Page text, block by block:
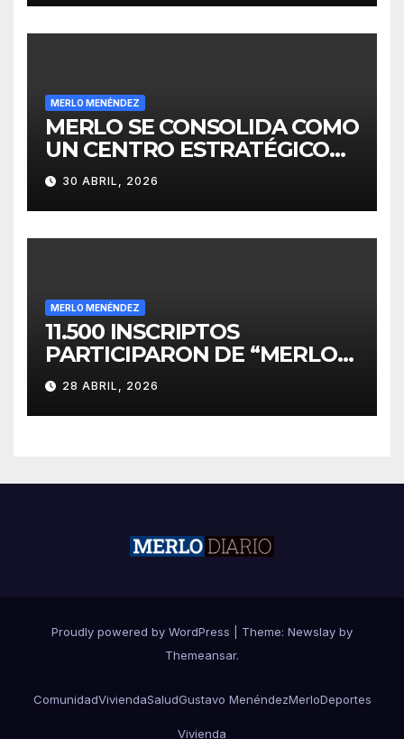
MERLO MENÉNDEZ
MERLO SE CONSOLIDA COMO
UN CENTRO ESTRATÉGICO
PARA EL DESARROLLO DE
INVERSIONES
30 ABRIL, 2026
MERLO MENÉNDEZ
11.500 INSCRIPTOS
PARTICIPARON DE “MERLO
CORRE POR MALVINAS”
28 ABRIL, 2026
Proudly powered by WordPress Theme: Newslay by
Themeansar.
ComunidadViviendaSaludGustavo MenéndezMerloDeportes
Vivienda